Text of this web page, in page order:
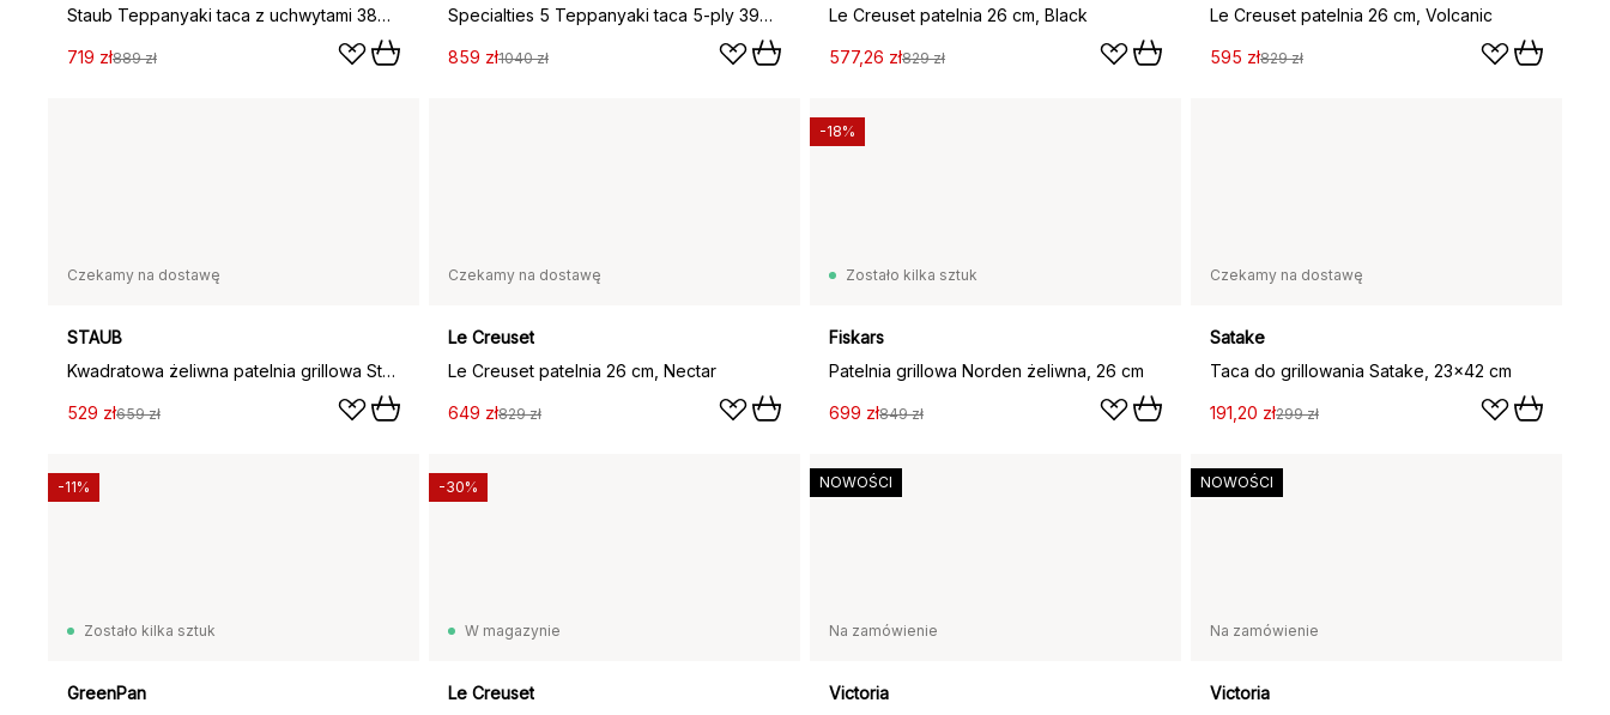
Staub Teppanyaki taca z uchwytami 38x25 cm, Czarny
719 zł889 zł
Specialties 5 Teppanyaki taca 5-ply 39x27 cm, Stal nierdzewna
859 zł1040 zł
Le Creuset patelnia 26 cm, Black
577,26 zł829 zł
Le Creuset patelnia 26 cm, Volcanic
595 zł829 zł
Czekamy na dostawę
STAUB
Kwadratowa żeliwna patelnia grillowa Staub Pure, czarny, 23 cm
529 zł659 zł
Czekamy na dostawę
Le Creuset
Le Creuset patelnia 26 cm, Nectar
649 zł829 zł
Zostało kilka sztuk
Fiskars
Patelnia grillowa Norden żeliwna, 26 cm
699 zł849 zł
-18%
Czekamy na dostawę
Satake
Taca do grillowania Satake, 23x42 cm
191,20 zł299 zł
Zostało kilka sztuk
GreenPan
-11%
W magazynie
Le Creuset
-30%
Na zamówienie
Victoria
NOWOŚCI
Na zamówienie
Victoria
NOWOŚCI